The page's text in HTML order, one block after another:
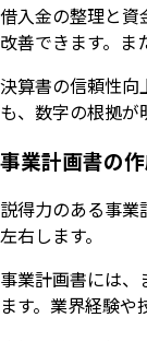
借入金の整理と資
改善できます。
決算書の信頼性向
も、数字の根拠
事業計画書の
説得力のある事
左右します。
事業計画書には
ます。業界経験